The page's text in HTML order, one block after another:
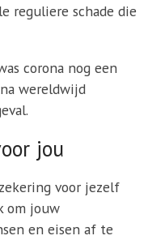
reguliere schade die
corona nog een
wereldwijd
jou
voor jezelf
om jouw
en eisen af te